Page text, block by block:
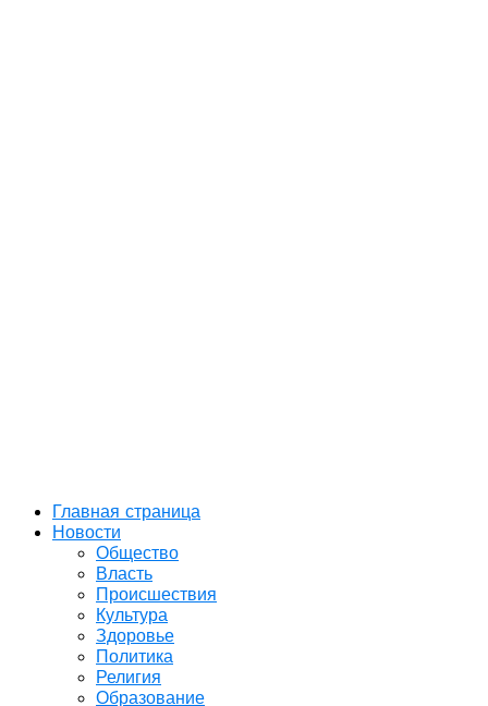
Главная страница
Новости
Общество
Власть
Происшествия
Культура
Здоровье
Политика
Религия
Образование